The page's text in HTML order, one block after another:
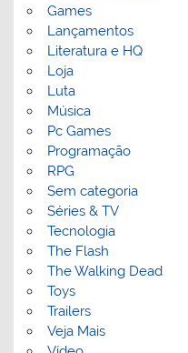
Games
Lançamentos
Literatura e HQ
Loja
Luta
Música
Pc Games
Programação
RPG
Sem categoria
Séries & TV
Tecnologia
The Flash
The Walking Dead
Toys
Trailers
Veja Mais